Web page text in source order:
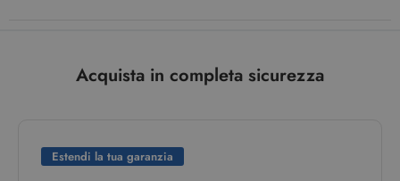
Acquista in completa sicurezza
Estendi la tua garanzia